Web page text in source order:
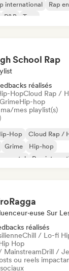
international
Rap
R&B Trap
School Rap
réalisés
HopCloud Rap /
GrimeHip-hop
mes playlist(s)
Hop
Cloud Rap /
Grime
Hip-hop
Rap
réalisés
Chill / Lo-fi
Hop
MainstreamDrill /
ou reels